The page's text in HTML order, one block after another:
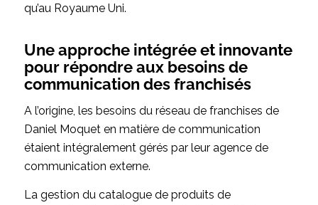
qu’au Royaume Uni.
Une approche intégrée et innovante
pour répondre aux besoins de
communication des franchisés
A l’origine, les besoins du réseau de franchises de
Daniel Moquet en matière de communication
étaient intégralement gérés par leur agence de
communication externe.
La gestion du catalogue de produits de